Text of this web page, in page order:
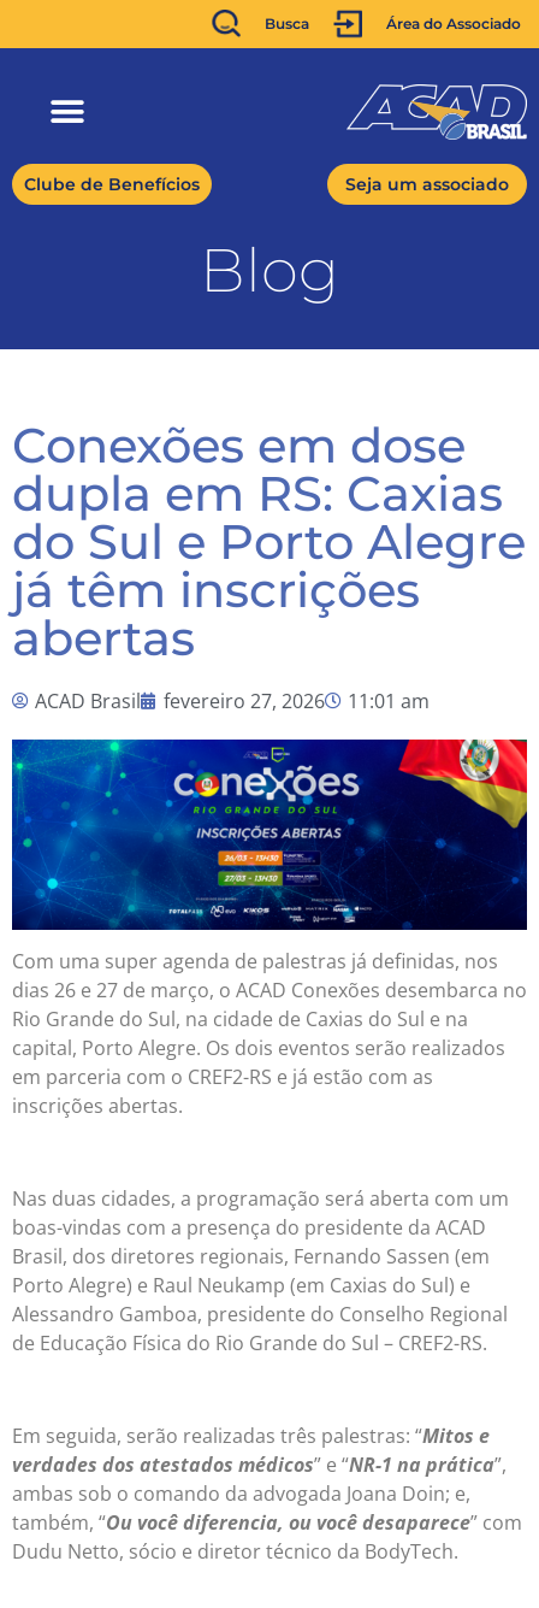
Busca Área do Associado
Clube de Benefícios Seja um associado
Blog
Conexões em dose
dupla em RS: Caxias
do Sul e Porto Alegre
já têm inscrições
abertas
ACAD Brasil fevereiro 27, 2026 11:01 am
Com uma super agenda de palestras já definidas, nos
dias 26 e 27 de março, o ACAD Conexões desembarca no
Rio Grande do Sul, na cidade de Caxias do Sul e na
capital, Porto Alegre. Os dois eventos serão realizados
em parceria com o CREF2-RS e já estão com as
inscrições abertas.
Nas duas cidades, a programação será aberta com um
boas-vindas com a presença do presidente da ACAD
Brasil, dos diretores regionais, Fernando Sassen (em
Porto Alegre) e Raul Neukamp (em Caxias do Sul) e
Alessandro Gamboa, presidente do Conselho Regional
de Educação Física do Rio Grande do Sul – CREF2-RS.
Em seguida, serão realizadas três palestras: “Mitos e
verdades dos atestados médicos” e “NR-1 na prática”,
ambas sob o comando da advogada Joana Doin; e,
também, “Ou você diferencia, ou você desaparece” com
Dudu Netto, sócio e diretor técnico da BodyTech.